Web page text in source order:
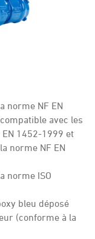
norme NF EN
avec les
EN 1452-1999 et
norme NF EN
norme ISO
bleu déposé
(conforme à la